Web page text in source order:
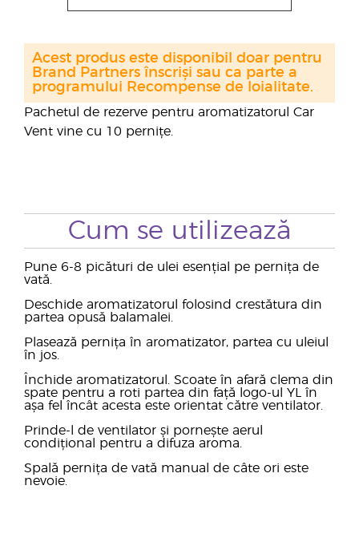
Pachetul de rezerve pentru aromatizatorul Car
Vent vine cu 10 pernițe.
Acest produs este disponibil doar pentru
Brand Partners înscriși sau ca parte a
programului Recompense de loialitate.
Cum se utilizează
Pune 6-8 picături de ulei esențial pe pernița de
vată.
Deschide aromatizatorul folosind crestătura din
partea opusă balamalei.
Plasează pernița în aromatizator, partea cu uleiul
în jos.
Închide aromatizatorul. Scoate în afară clema din
spate pentru a roti partea din față logo-ul YL în
așa fel încât acesta este orientat către ventilator.
Prinde-l de ventilator și pornește aerul
condițional pentru a difuza aroma.
Spală pernița de vată manual de câte ori este
nevoie.